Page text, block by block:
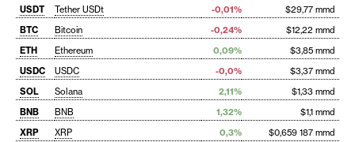
USDT Tether USDt -0,01%
$29,77 mmd
BTC
Bitcoin -0,24%
$12,22 mmd
ETH
Ethereum 0,09%
$3,85 mmd
USDC
USDC -0,0%
$3,37 mmd
SOL
Solana 2,11%
$1,33 mmd
BNB
BNB 1,32%
$1,1 mmd
XRP
XRP 0,3%
$0,659 187 mmd